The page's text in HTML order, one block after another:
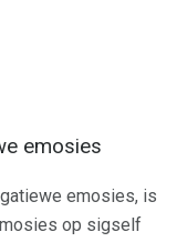
emosies
emosies, is
op sigself